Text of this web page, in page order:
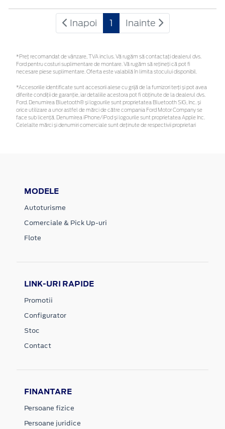
Inapoi 1 Inainte
*Preţ recomandat de vânzare, TVA inclus. Vă rugăm să contactaţi dealerul dvs.
Ford pentru costuri suplimentare de montare. Vă rugăm să rețineți că pot fi
necesare piese suplimentare. Oferta este valabilă în limita stocului disponibil.
*Accesoriile identificate sunt accesorii alese cu grijă de la furnizori terți și pot avea
diferite condiții de garanție, iar detaliile acestora pot fi obținute de la dealerul dvs.
Ford. Denumirea Bluetooth® și logourile sunt proprietatea Bluetooth SIG, Inc. și
orice utilizare a unor astfel de mărci de către compania Ford Motor Company se
face sub licență. Denumirea iPhone/iPod și logourile sunt proprietatea Apple Inc.
Celelalte mărci și denumiri comerciale sunt deținute de respectivii proprietari
MODELE
Autoturisme
Comerciale & Pick Up-uri
Flote
LINK-URI RAPIDE
Promotii
Configurator
Stoc
Contact
FINANTARE
Persoane fizice
Persoane juridice